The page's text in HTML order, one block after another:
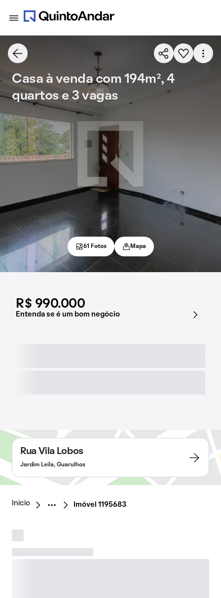
R$ 990.000
Entenda se é um bom negócio
Casa à venda com 194m², 4
quartos e 3 vagas
61 Fotos Mapa
Rua Vila Lobos
Jardim Leila, Guarulhos
Início Imóvel 1195683